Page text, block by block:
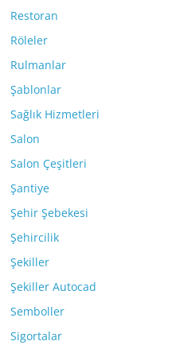
Restoran
Röleler
Rulmanlar
Şablonlar
Sağlık Hizmetleri
Salon
Salon Çeşitleri
Şantiye
Şehir Şebekesi
Şehircilik
Şekiller
Şekiller Autocad
Semboller
Sigortalar